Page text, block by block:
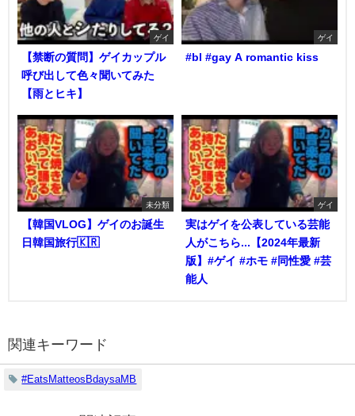
ゲイ
【禁断の質問】ゲイカップル
呼び出して色々聞いてみた
【雨とヒキ】
ゲイ
#bl #gay A romantic kiss
未分類
【韓国VLOG】ゲイのお誕生
日韓国旅行🇰🇷
ゲイ
実はゲイを公表している芸能
人がこちら...【2024年最新
版】#ゲイ #ホモ #同性愛 #芸
能人
関連キーワード
#EatsMatteosBdaysaMB